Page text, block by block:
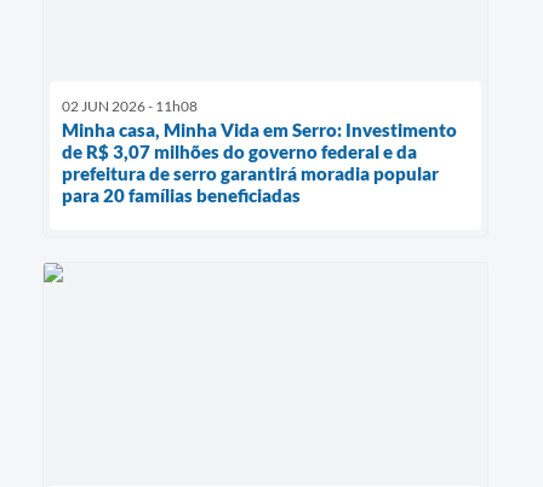
02 JUN 2026 - 11h08
Minha casa, Minha Vida em Serro: Investimento
de R$ 3,07 milhões do governo federal e da
prefeitura de serro garantirá moradia popular
para 20 famílias beneficiadas